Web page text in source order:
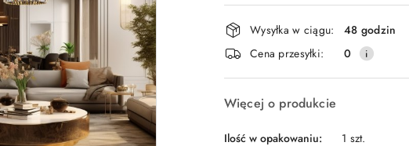
Dostępność
i
dostawa
Wysyłka w ciągu:
48 godzin
Cena przesyłki:
0
Więcej o produkcie
Ilość w opakowaniu:
1 szt.